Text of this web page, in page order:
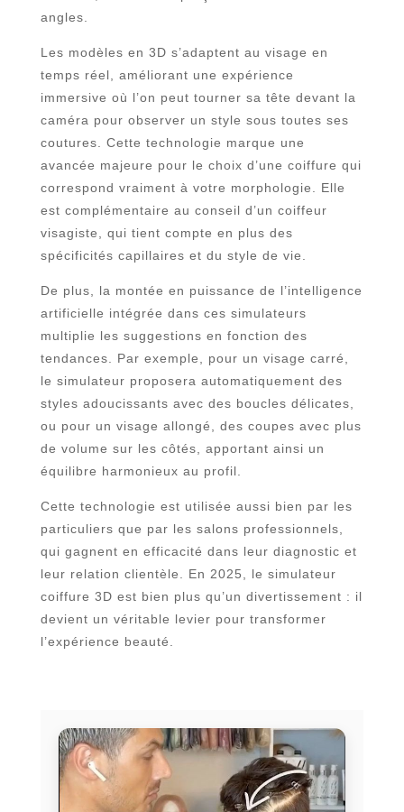
angles.
Les modèles en 3D s’adaptent au visage en
temps réel, améliorant une expérience
immersive où l’on peut tourner sa tête devant la
caméra pour observer un style sous toutes ses
coutures. Cette technologie marque une
avancée majeure pour le choix d’une coiffure qui
correspond vraiment à votre morphologie. Elle
est complémentaire au conseil d’un coiffeur
visagiste, qui tient compte en plus des
spécificités capillaires et du style de vie.
De plus, la montée en puissance de l’intelligence
artificielle intégrée dans ces simulateurs
multiplie les suggestions en fonction des
tendances. Par exemple, pour un visage carré,
le simulateur proposera automatiquement des
styles adoucissants avec des boucles délicates,
ou pour un visage allongé, des coupes avec plus
de volume sur les côtés, apportant ainsi un
équilibre harmonieux au profil.
Cette technologie est utilisée aussi bien par les
particuliers que par les salons professionnels,
qui gagnent en efficacité dans leur diagnostic et
leur relation clientèle. En 2025, le simulateur
coiffure 3D est bien plus qu’un divertissement : il
devient un véritable levier pour transformer
l’expérience beauté.